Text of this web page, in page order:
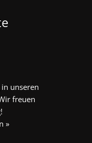
unseren
freuen
»